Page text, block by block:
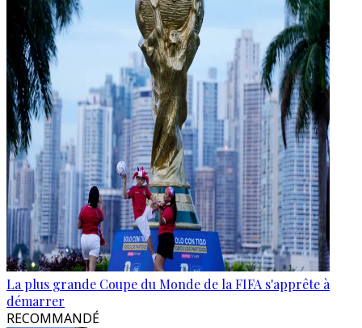
La plus grande Coupe du Monde de la FIFA s'apprête à
démarrer
RECOMMANDÉ